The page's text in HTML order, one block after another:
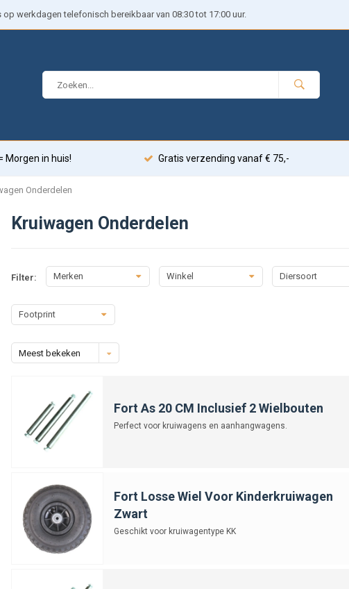
op werkdagen telefonisch bereikbaar van 08:30 tot 17:00 uur.
Morgen in huis! Gratis verzending vanaf € 75,-
Onderdelen
Kruiwagen Onderdelen
Filter: Merken Winkel Diersoort
Footprint
Meest bekeken
Fort As 20 CM Inclusief 2 Wielbouten
Perfect voor kruiwagens en aanhangwagens.
Fort Losse Wiel Voor Kinderkruiwagen
Zwart
Geschikt voor kruiwagentype KK